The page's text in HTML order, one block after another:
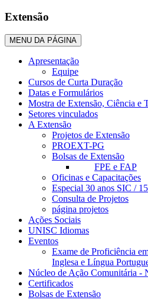
Extensão
MENU DA PÁGINA
Apresentação
Equipe
Cursos de Curta Duração
Datas e Formulários
Mostra de Extensão, Ciência e
Setores vinculados
A Extensão
Projetos de Extensão
PROEXT-PG
Bolsas de Extensão
FPE e FAP
Oficinas e Capacitações
Especial 30 anos SIC /
Consulta de Projetos
página projetos
Ações Sociais
UNISC Idiomas
Eventos
Exame de Proficiência
Inglesa e Língua
Núcleo de Ação Comunitária -
Certificados
Bolsas de Extensão